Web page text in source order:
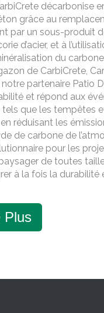
décarbonise
grâce au
par un sous-produit
d’acier, et à
du
de CarbiCrete,
partenaire Patio
et répond aux
que les tempêtes
réduisant les
de carbone de
pour les
de toutes
à la fois la durabilité
Plus